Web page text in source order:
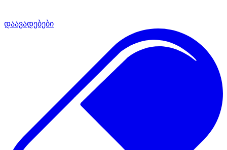
დაავადებები